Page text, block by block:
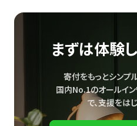
まずは体験
寄付をもっとシンプ
国内No.1のオールイ
で、支援をはじ